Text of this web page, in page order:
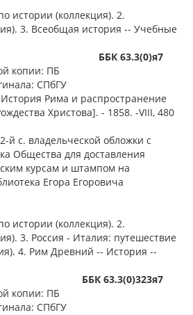
истории (коллекция). 2.
3. Всеобщая история -- Учебные
ББК 63.3(0)я7
копии: ПБ
СПбГУ
Рима и распространение
Христова]. - 1858. -VIII, 480
й с. владельческой обложки с
Общества для доставления
курсам и штампом на
Егора Егоровича
истории (коллекция). 2.
3. Россия - Италия: путешествие
4. Рим Древний -- История --
ББК 63.3(0)323я7
копии: ПБ
СПбГУ